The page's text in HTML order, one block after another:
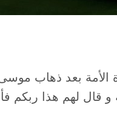
بعد ذهاب
لهم هذا ربكم